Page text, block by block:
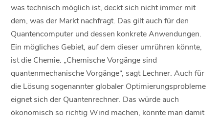
was technisch möglich ist, deckt sich nicht immer mit
dem, was der Markt nachfragt. Das gilt auch für den
Quantencomputer und dessen konkrete Anwendungen.
Ein mögliches Gebiet, auf dem dieser umrühren könnte,
ist die Chemie. „Chemische Vorgänge sind
quantenmechanische Vorgänge“, sagt Lechner. Auch für
die Lösung sogenannter globaler Optimierungsprobleme
eignet sich der Quantenrechner. Das würde auch
ökonomisch so richtig Wind machen, könnte man damit